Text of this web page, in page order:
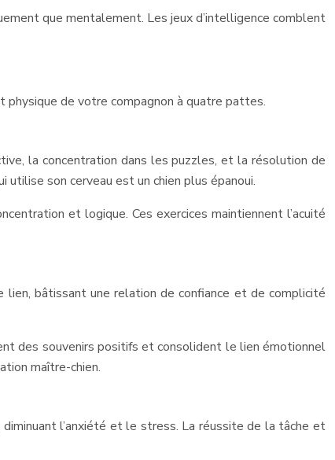
que mentalement. Les jeux d’intelligence comblent
de votre compagnon à quatre pattes.
la concentration dans les puzzles, et la résolution de
utilise son cerveau est un chien plus épanoui.
et logique. Ces exercices maintiennent l’acuité
bâtissant une relation de confiance et de complicité
des souvenirs positifs et consolident le lien émotionnel
maître-chien.
l’anxiété et le stress. La réussite de la tâche et